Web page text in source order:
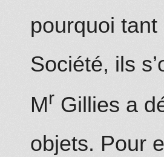
pourquoi
Société, ils
Mr Gillies a
objets. Pour